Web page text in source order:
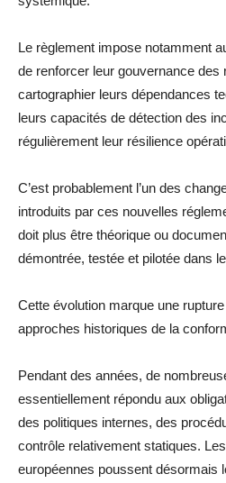
Le règlement impose notamment
de renforcer leur gouvernance des
cartographier leurs dépendances
leurs capacités de détection des
régulièrement leur résilience
C’est probablement l’un des
introduits par ces nouvelles
doit plus être théorique ou
démontrée, testée et pilotée dans
Cette évolution marque une
approches historiques de la
Pendant des années, de
essentiellement répondu aux
des politiques internes, des
contrôle relativement statiques.
européennes poussent désormais